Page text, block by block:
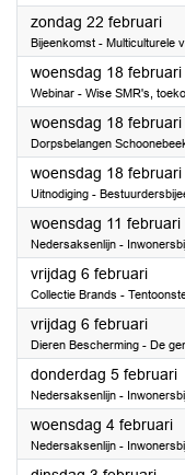
zondag 22 februari
Bijeenkomst - Multiculturele
woensdag 18 februari
Webinar - Wise SMR's,
woensdag 18 februari
Dorpsbelangen
woensdag 18 februari
Uitnodiging -
woensdag 11 februari
Nedersaksenlijn -
vrijdag 6 februari2026
Collectie Brands -
vrijdag 6 februari2026
Dieren Bescherming - De
donderdag 5 februari
Nedersaksenlijn -
woensdag 4 februari
Nedersaksenlijn -